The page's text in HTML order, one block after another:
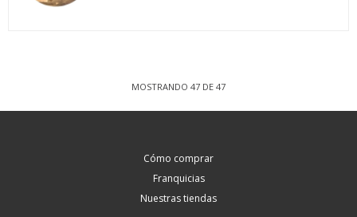
MOSTRANDO 47 DE 47
Cómo comprar
Franquicias
Nuestras tiendas